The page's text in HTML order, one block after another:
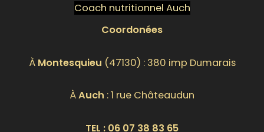
Coach nutritionnel Auch
Coordonées
À Montesquieu (47130) : 380 imp Dumarais
ÀAuch : 1 rue Châteaudun
TEL : 06 07 38 83 65